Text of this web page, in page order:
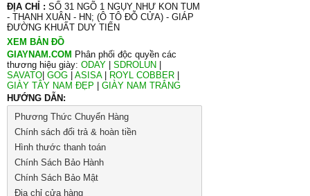
ĐỊA CHỈ : SỐ 31 NGÕ 1 NGỤY NHƯ KON TUM
- THANH XUÂN - HN; (Ô TÔ ĐỖ CỬA) - GIÁP
ĐƯỜNG KHUẤT DUY TIẾN
XEM BẢN ĐỒ
GIAYNAM.COM Phân phối độc quyền các
thương hiệu giày: ODAY SDROLUN
SAVATO GOG ASISA| ROYL COBBER
GIÀY TÂY NAM ĐẸP
GIÀY NAM TRẮNG
HƯỚNG DẪN:
Phương Thức Chuyển Hàng
Chính sách đổi trả & hoàn tiền
Hình thước thanh toán
Chính Sách Bảo Hành
Chính Sách Bảo Mật
Địa chỉ cửa hàng